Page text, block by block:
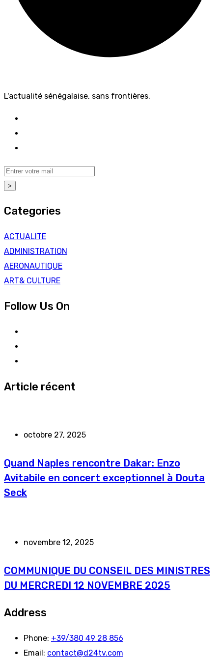
L'actualité sénégalaise, sans frontières.
>
Categories
ACTUALITE
ADMINISTRATION
AERONAUTIQUE
ART& CULTURE
Follow Us On
Article récent
octobre 27, 2025
Quand Naples rencontre Dakar: Enzo
Avitabile en concert exceptionnel à Douta
Seck
novembre 12, 2025
COMMUNIQUE DU CONSEIL DES MINISTRES
DU MERCREDI 12 NOVEMBRE 2025
Address
Phone: +39/380 49 28 856
Email: contact@d24tv.com